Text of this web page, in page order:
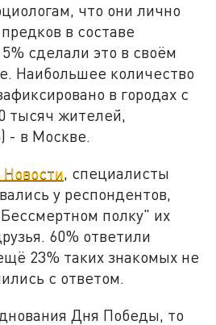
что они лично
в составе
сделали это в своём
Наибольшее количество
в городах с
тысяч жителей,
- в Москве.
, специалисты
у респондентов,
полку" их
60% ответили
23% таких знакомых не
с ответом.
Дня Победы, то